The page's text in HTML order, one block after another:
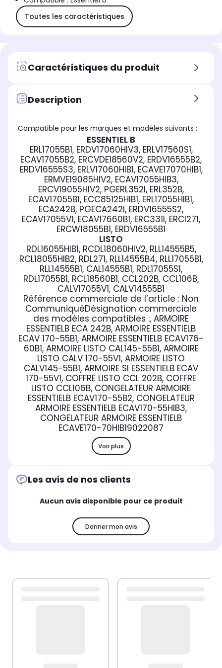
Toutes les caractéristiques
Caractéristiques du produit
Description
Compatible pour les marques et modèles suivants :
ESSENTIEL B
ERL17055B1, ERDV17060HIV3, ERLV17560S1,
ECAV17055B2, ERCVDE18560V2, ERDV16555B2,
ERDV16555S3, ERLV17060HIB1, ECAVE17070HIB1,
ERMVE19085HIV2, ECAV17055HIB3,
ERCV19055HIV2, PGERL352I, ERL352B,
ECAV17055B1, ECC85125HIB1, ERL17055HIB1,
ECA242B, PGECA242I, ERDV16555S2,
ECAV17055V1, ECAV17660B1, ERC331I, ERCI271,
ERCW18055B1, ERDV16555B1
LISTO
RDL16055HIB1, RCDL18060HIV2, RLL14555B5,
RCL18055HIB2, RDL271, RLL14555B4, RLL17055B1,
RLL14555B1, CAL14555B1, RDL17055S1,
RDL17055B1, RCL18560B1, CCL202B, CCL106B,
CALV17055V1, CALV14555B1
Référence commerciale de l’article : Non
CommuniquéDésignation commerciale
des modèles compatibles :, ARMOIRE
ESSENTIELB ECA 242B, ARMOIRE ESSENTIELB
ECAV 170-55B1, ARMOIRE ESSENTIELB ECAV176-
60B1, ARMOIRE LISTO CAL145-55B1, ARMOIRE
LISTO CALV 170-55V1, ARMOIRE LISTO
CALV145-55B1, ARMOIRE SI ESSENTIELB ECAV
170-55V1, COFFRE LISTO CCL 202B, COFFRE
LISTO CCL106B, CONGELATEUR ARMOIRE
ESSENTIELB ECAV170-55B2, CONGELATEUR
ARMOIRE ESSENTIELB ECAV170-55HIB3,
CONGELATEUR ARMOIRE ESSENTIELB
ECAVE170-70HIB19022087
Voir plus
Les avis de nos clients
Aucun avis disponible pour ce produit
Donner mon avis